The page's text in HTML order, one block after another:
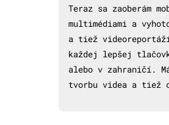
Teraz sa zaoberám
multimédiami a
a tiež
každej lepšej
alebo v zahraničí.
tvorbu videa a tiež